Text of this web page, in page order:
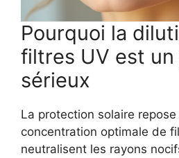
Pourquoi la
filtres UV est
sérieux
La protection solaire repose
concentration optimale de
neutralisent les rayons